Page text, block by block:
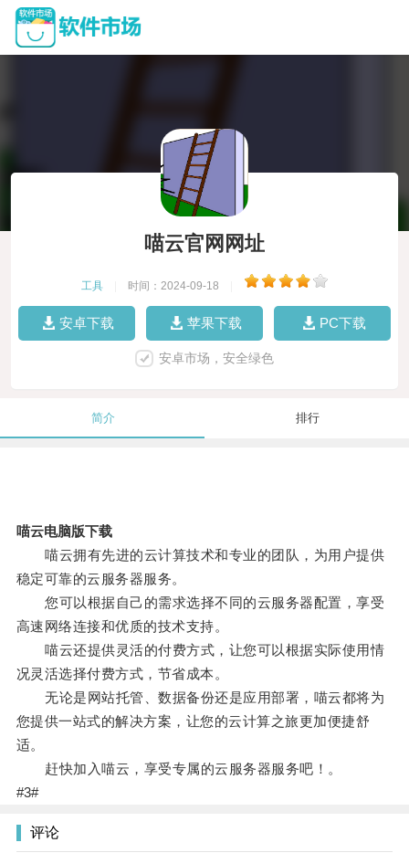
喵云官网网址
工具 时间：2024-09-18
安卓下载 苹果下载 PC下载
安卓市场，安全绿色
简介 排行
喵云电脑版下载
喵云拥有先进的云计算技术和专业的团队，为用户提供
稳定可靠的云服务器服务。
您可以根据自己的需求选择不同的云服务器配置，享受
高速网络连接和优质的技术支持。
喵云还提供灵活的付费方式，让您可以根据实际使用情
况灵活选择付费方式，节省成本。
无论是网站托管、数据备份还是应用部署，喵云都将为
您提供一站式的解决方案，让您的云计算之旅更加便捷舒
适。
赶快加入喵云，享受专属的云服务器服务吧！。
#3#
评论